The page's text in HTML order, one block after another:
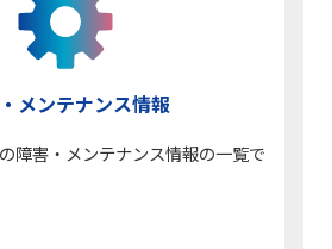
メンテナンス情報
障害・メンテナンス情報の一覧で